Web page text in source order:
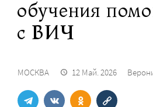
обучения
с ВИЧ
МОСКВА 12 Май. 2026